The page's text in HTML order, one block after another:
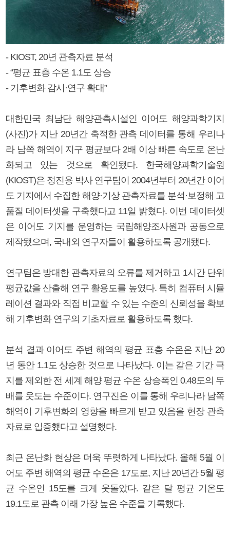
- KIOST, 20년 관측자료 분석
- “평균 표층 수온 1.1도 상승
- 기후변화 감시·연구 확대”
대한민국 최남단 해양관측시설인 이어도 해양과학기지
(사진)가 지난 20년간 축적한 관측 데이터를 통해 우리나
라 남쪽 해역이 지구 평균보다 2배 이상 빠른 속도로 온난
화되고 있는 것으로 확인됐다. 한국해양과학기술원
(KIOST)은 정진용 박사 연구팀이 2004년부터 20년간 이어
도 기지에서 수집한 해양·기상 관측자료를 분석·보정해 고
품질 데이터셋을 구축했다고 11일 밝혔다. 이번 데이터셋
은 이어도 기지를 운영하는 국립해양조사원과 공동으로
제작됐으며, 국내외 연구자들이 활용하도록 공개됐다.
연구팀은 방대한 관측자료의 오류를 제거하고 1시간 단위
평균값을 산출해 연구 활용도를 높였다. 특히 컴퓨터 시뮬
레이션 결과와 직접 비교할 수 있는 수준의 신뢰성을 확보
해 기후변화 연구의 기초자료로 활용하도록 했다.
분석 결과 이어도 주변 해역의 평균 표층 수온은 지난 20
년 동안 1.1도 상승한 것으로 나타났다. 이는 같은 기간 극
지를 제외한 전 세계 해양 평균 수온 상승폭인 0.48도의 두
배를 웃도는 수준이다. 연구진은 이를 통해 우리나라 남쪽
해역이 기후변화의 영향을 빠르게 받고 있음을 현장 관측
자료로 입증했다고 설명했다.
최근 온난화 현상은 더욱 뚜렷하게 나타났다. 올해 5월 이
어도 주변 해역의 평균 수온은 17도로, 지난 20년간 5월 평
균 수온인 15도를 크게 웃돌았다. 같은 달 평균 기온도
19.1도로 관측 이래 가장 높은 수준을 기록했다.